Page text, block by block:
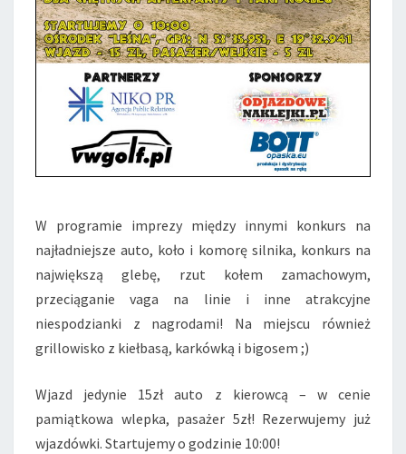
W programie imprezy między innymi konkurs na
najładniejsze auto, koło i komorę silnika, konkurs na
największą glebę, rzut kołem zamachowym,
przeciąganie vaga na linie i inne atrakcyjne
niespodzianki z nagrodami! Na miejscu również
grillowisko z kiełbasą, karkówką i bigosem ;)
Wjazd jedynie 15zł auto z kierowcą – w cenie
pamiątkowa wlepka, pasażer 5zł! Rezerwujemy już
wjazdówki. Startujemy o godzinie 10:00!